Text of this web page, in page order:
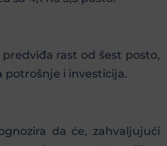
rast od šest posto,
potrošnje i investicija.
da će, zahvaljujući